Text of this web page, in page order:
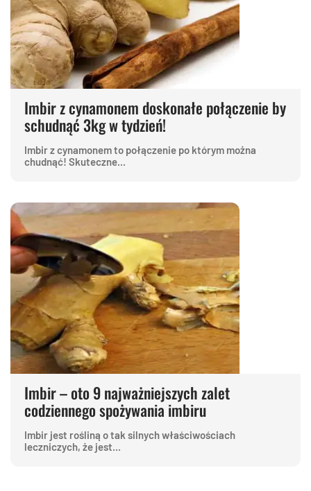
Imbir z cynamonem doskonałe połączenie by
schudnąć 3kg w tydzień!
Imbir z cynamonem to połączenie po którym można
chudnąć! Skuteczne...
Imbir – oto 9 najważniejszych zalet
codziennego spożywania imbiru
Imbir jest rośliną o tak silnych właściwościach
leczniczych, że jest...